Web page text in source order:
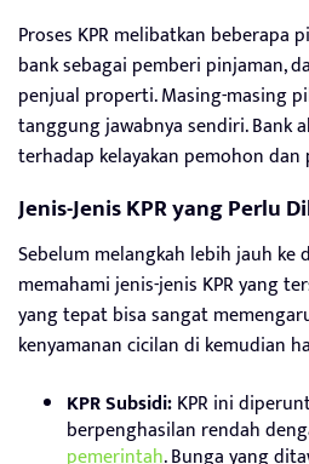
Proses KPR melibatkan beberapa
bank sebagai pemberi pinjaman,
penjual properti. Masing-masing
tanggung jawabnya sendiri. Bank
terhadap kelayakan pemohon
Jenis-Jenis KPR yang Perlu
Sebelum melangkah lebih jauh ke
memahami jenis-jenis KPR yang
yang tepat bisa sangat
kenyamanan cicilan di kemudian
KPR Subsidi:KPR ini
berpenghasilan rendah